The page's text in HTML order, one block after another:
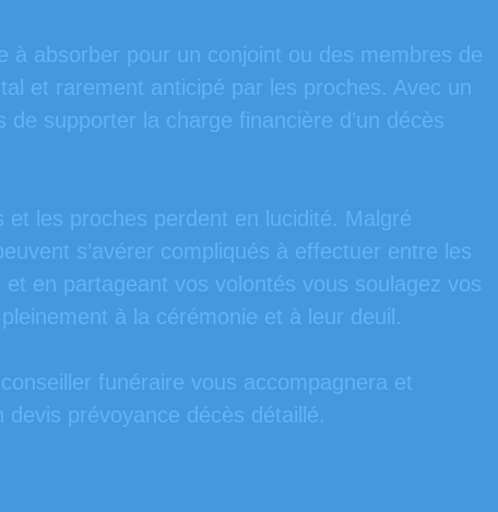
à absorber pour un conjoint ou des membres de
et rarement anticipé par les proches. Avec un
supporter la charge financière d’un décès
les proches perdent en lucidité. Malgré
s’avérer compliqués à effectuer entre les
en partageant vos volontés vous soulagez vos
à la cérémonie et à leur deuil.
funéraire vous accompagnera et
devis prévoyance décès détaillé.